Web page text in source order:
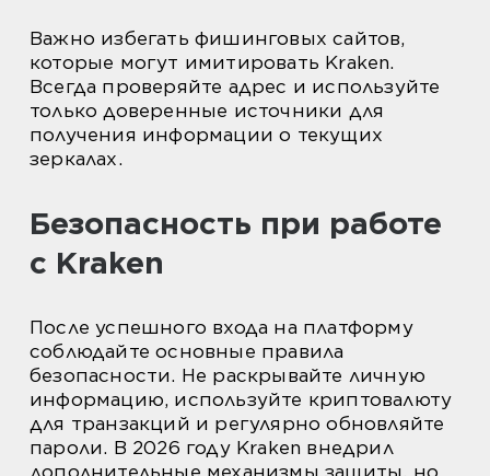
Важно избегать фишинговых сайтов,
которые могут имитировать Kraken.
Всегда проверяйте адрес и используйте
только доверенные источники для
получения информации о текущих
зеркалах.
Безопасность при работе
с Kraken
После успешного входа на платформу
соблюдайте основные правила
безопасности. Не раскрывайте личную
информацию, используйте криптовалюту
для транзакций и регулярно обновляйте
пароли. В 2026 году Kraken внедрил